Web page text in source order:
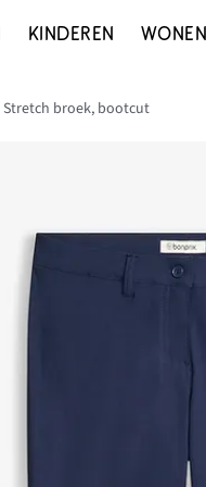
KINDEREN WONEN
Stretch broek, bootcut